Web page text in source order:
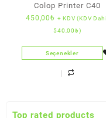
Colop Printer C40
450,00₺ + KDV (KDV Dahil
540,00₺)
Seçenekler
Top rated products